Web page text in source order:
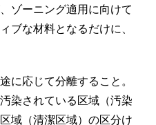
ゾーニング適用に向けて
ブな材料となるだけに、
に応じて分離すること。
染されている区域（汚染
域（清潔区域）の区分け